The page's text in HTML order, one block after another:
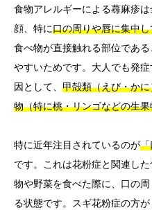
食物アレルギーによる蕁麻疹は
顔、特に口の周りや唇に集中
食べ物が直接触れる部位であ
やすいためです。大人でも発
因として、 甲殻類（えび・か
物（特に桃・リンゴなどの生果
特に近年注目されているのが「
です。これは花粉症と関連し
物や野菜を食べた際に、口の
る状態です。スギ花粉症の方